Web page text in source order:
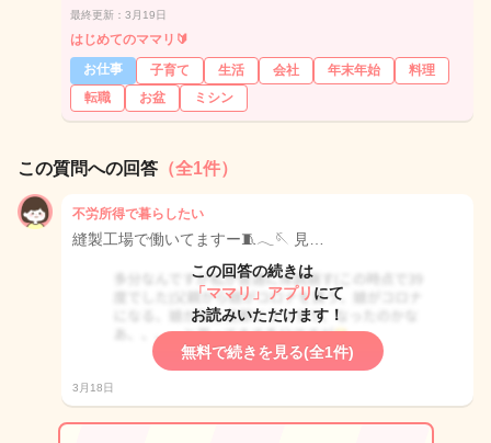
最終更新：3月19日
はじめてのママリ🔰
お仕事
子育て 生活 会社 年末年始
料理
転職
お盆 ミシン
この質問への回答 （全1件）
不労所得で暮らしたい
縫製工場で働いてますー🧵𓂃🪡 見…
この回答の続きは
「ママリ」アプリ にて
お読みいただけます！
無料で続きを見る(全1件)
3月18日